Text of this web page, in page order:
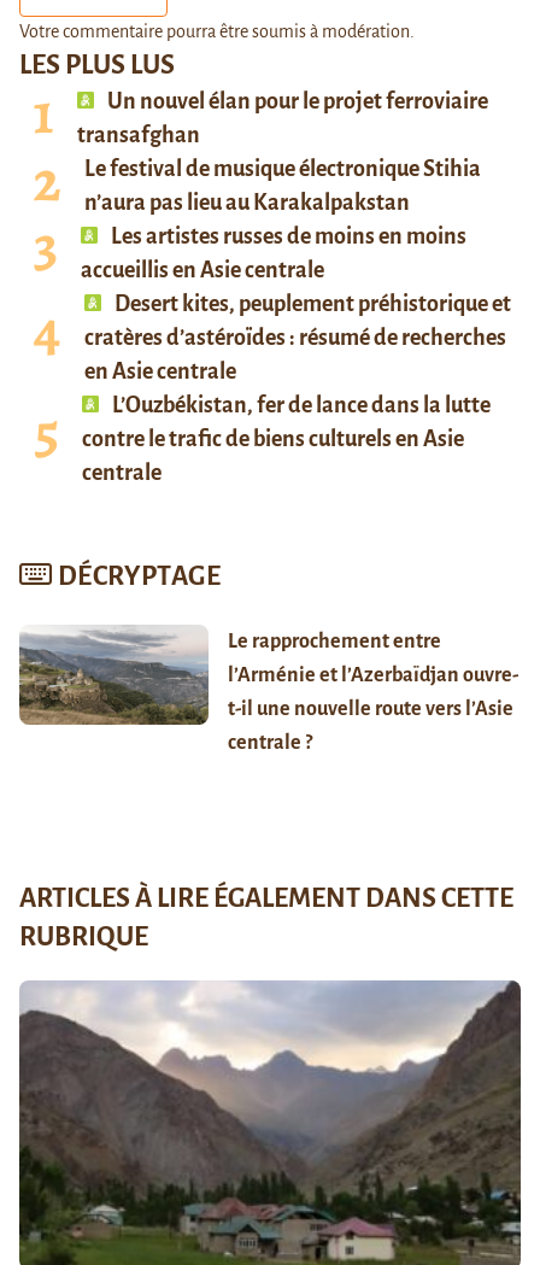
LES PLUS LUS
Un nouvel élan pour le projet ferroviaire
transafghan
Le festival de musique électronique Stihia
n’aura pas lieu au Karakalpakstan
Les artistes russes de moins en moins
accueillis en Asie centrale
Desert kites, peuplement préhistorique et
cratères d’astéroïdes : résumé de recherches
en Asie centrale
L’Ouzbékistan, fer de lance dans la lutte
contre le trafic de biens culturels en Asie
centrale
DÉCRYPTAGE
Le rapprochement entre
l’Arménie et l’Azerbaïdjan ouvre-
t-il une nouvelle route vers l’Asie
centrale ?
Votre commentaire pourra être soumis à modération.
ARTICLES À LIRE ÉGALEMENT DANS CETTE
RUBRIQUE